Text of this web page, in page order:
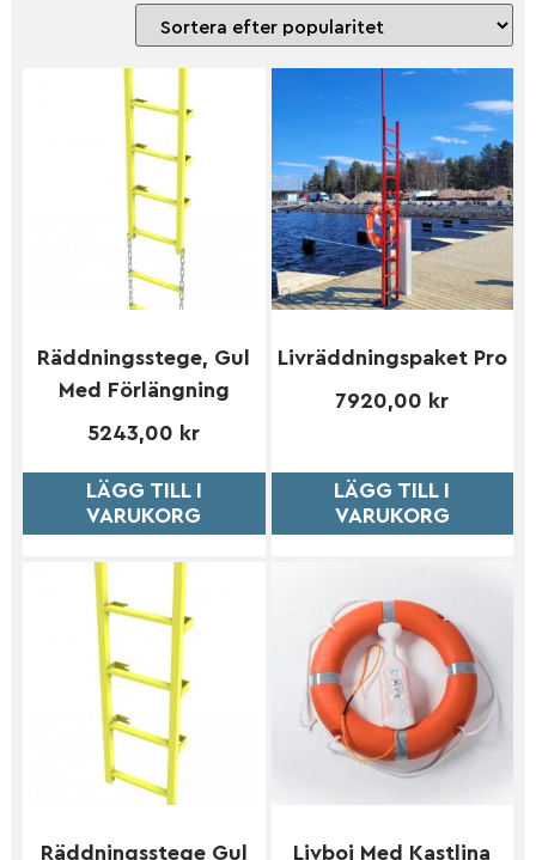
Räddningsstege, Gul
Med Förlängning
5243,00 kr
LÄGG TILL I
VARUKORG
Livräddningspaket Pro
7920,00 kr
LÄGG TILL I
VARUKORG
Räddningsstege Gul
Livboj Med Kastlina